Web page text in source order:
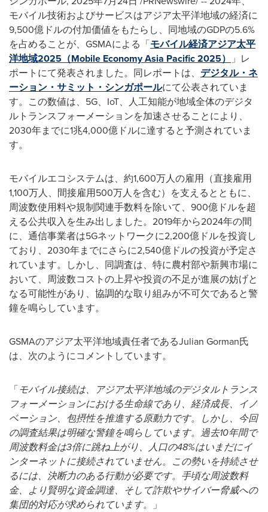
モバイル技術およびサービスはアジア太平洋地域の経済に
9,500億ドルの付加価値をもたらし、同地域のGDPの5.6%
を占めることが、GSMAによる「モバイル経済アジア太平
洋地域2025（Mobile Economy Asia Pacific 2025）
」レ
ポートにて発表されました。同レポートは、 デジタル・ネ
ーション・サミット・シンガポールにて公表されていま
す。この数値は、5G、IoT、人工知能が地域全体のデジタ
ルトランスフォーメーションを加速させることにより、
2030年までに1兆4,000億ドルに達すると予測されていま
す。
モバイルエコシステムは、約1,600万人の雇用（直接雇用
1,100万人、間接雇用500万人を含む）を支えるとともに、
周波数使用料や規制関連手数料を除いて、900億ドルを超
える公共収入を生み出しました。2019年から2024年の間
に、通信事業者は5Gネットワークに2,200億ドルを投資し
ており、2030年までにさらに2,540億ドルの投資が予定さ
れています。しかし、同調査は、特に農村部や新興市場に
おいて、周波数コストの上昇や投資の不足が進展の妨げと
なる可能性があり、協調的な取り組みが不可欠であると警
鐘を鳴らしています。
GSMAのアジア太平洋地域責任者であるJulian Gorman氏
は、次のようにコメントしています。
「モバイル接続は、アジア太平洋地域のデジタルトランス
フォーメーションにおける生命線であり、経済成長、イノ
ベーション、包摂性を推進する原動力です。しかし、今回
の調査結果は明確な警鐘を鳴らしています。過去10年間で
周波数料金は3倍に跳ね上がり、人口の48%はいまだにイ
ンターネットに接続されていません。この勢いを持続させ
るには、決断力のある行動が必要です。手頃な周波数料
金、より賢明な資金調達、そして詐欺やサイバー脅威への
集団的対応が求められています。
」